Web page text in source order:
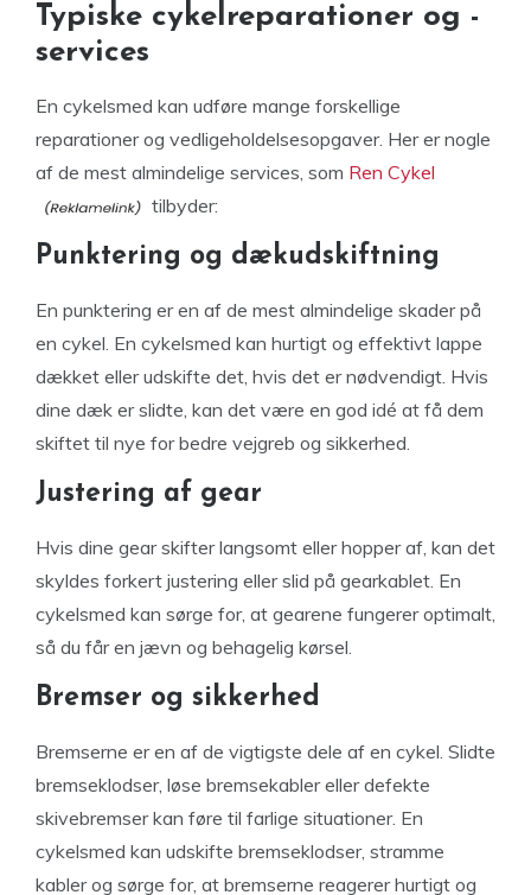
Typiske cykelreparationer og -
services
En cykelsmed kan udføre mange forskellige
reparationer og vedligeholdelsesopgaver. Her er nogle
af de mest almindelige services, som Ren Cykel
tilbyder:
Punktering og dækudskiftning
En punktering er en af de mest almindelige skader på
en cykel. En cykelsmed kan hurtigt og effektivt lappe
dækket eller udskifte det, hvis det er nødvendigt. Hvis
dine dæk er slidte, kan det være en god idé at få dem
skiftet til nye for bedre vejgreb og sikkerhed.
Justering af gear
Hvis dine gear skifter langsomt eller hopper af, kan det
skyldes forkert justering eller slid på gearkablet. En
cykelsmed kan sørge for, at gearene fungerer optimalt,
så du får en jævn og behagelig kørsel.
Bremser og sikkerhed
Bremserne er en af de vigtigste dele af en cykel. Slidte
bremseklodser, løse bremsekabler eller defekte
skivebremser kan føre til farlige situationer. En
cykelsmed kan udskifte bremseklodser, stramme
kabler og sørge for, at bremserne reagerer hurtigt og